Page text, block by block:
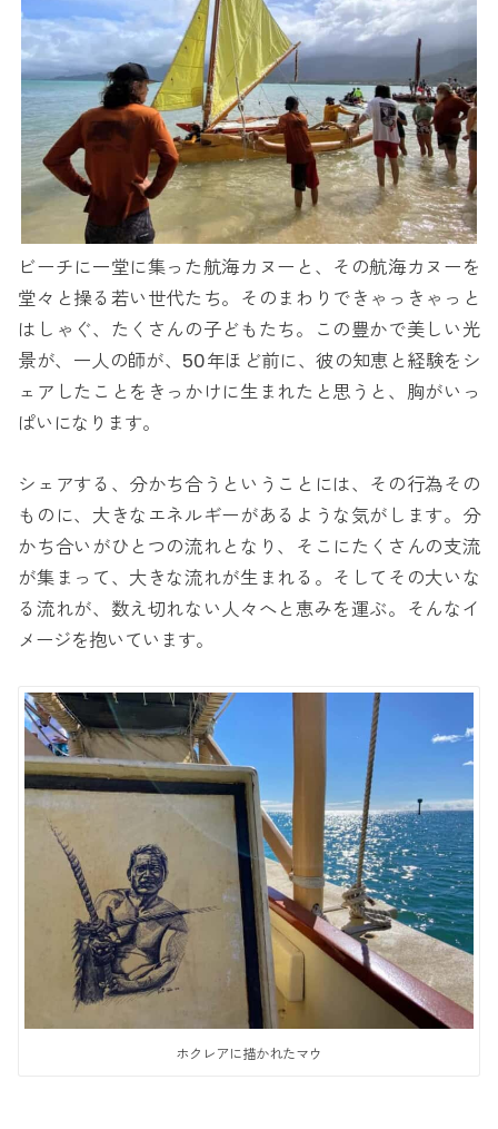
ビーチに一堂に集った航海カヌーと、その航海カヌーを
堂々と操る若い世代たち。そのまわりできゃっきゃっと
はしゃぐ、たくさんの子どもたち。この豊かで美しい光
景が、一人の師が、50年ほど前に、彼の知恵と経験をシ
ェアしたことをきっかけに生まれたと思うと、胸がいっ
ぱいになります。
シェアする、分かち合うということには、その行為その
ものに、大きなエネルギーがあるような気がします。分
かち合いがひとつの流れとなり、そこにたくさんの支流
が集まって、大きな流れが生まれる。そしてその大いな
る流れが、数え切れない人々へと恵みを運ぶ。そんなイ
メージを抱いています。
ホクレアに描かれたマウ